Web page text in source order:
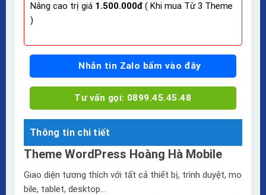
Nâng cao trị giá 1.500.000đ ( Khi mua Từ 3 Theme
)
Nhắn tin Zalo bấm vào đây
Tư vấn gọi: 0899.45.45.48
Thông tin chi tiết
Theme WordPress Hoàng Hà Mobile
Giao diện tương thích với tất cả thiết bị, trình duyệt, mo
bile, tablet, desktop…